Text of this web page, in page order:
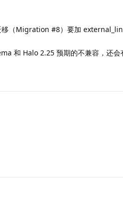
（Migration #8）要加
和 Halo 2.25 预期的不兼容，还会